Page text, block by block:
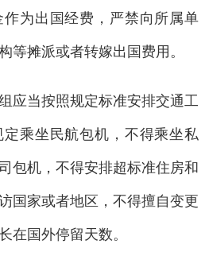
为出国经费，严禁向所属单
等摊派或者转嫁出国费用。
当按照规定标准安排交通工
乘坐民航包机，不得乘坐私
包机，不得安排超标准住房和
国家或者地区，不得擅自变更
在国外停留天数。